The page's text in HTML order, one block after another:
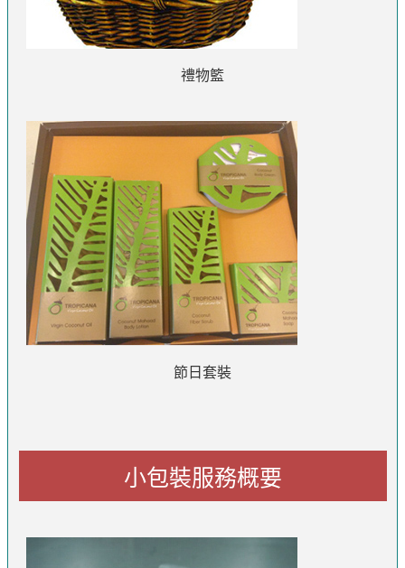
禮物籃
節日套裝
小包裝服務概要